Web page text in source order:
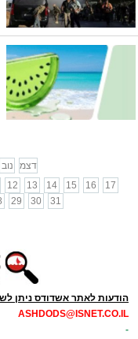
נוב
דצמ
12 13 14 15 16 17
29 30 31
הודעות לאתר אשדודס ניתן
ASHDODS@ISNET.CO.IL
-